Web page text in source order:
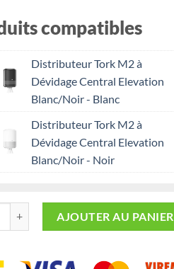
compatibles
Distributeur Tork M2 à
Dévidage Central Elevation
Blanc/Noir - Blanc
Distributeur Tork M2 à
Dévidage Central Elevation
Blanc/Noir - Noir
AJOUTER AU PANIER